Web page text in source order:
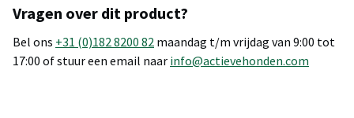
Vragen over dit product?
Bel ons +31 (0)182 8200 82 maandag t/m vrijdag van 9:00 tot
17:00 of stuur een email naar info@actievehonden.com